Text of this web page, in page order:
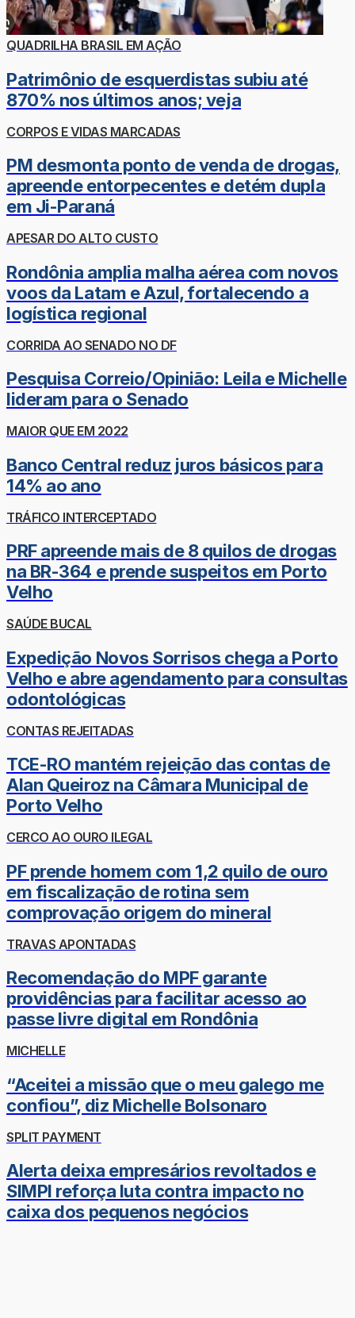
QUADRILHA BRASIL EM AÇÃO
Patrimônio de esquerdistas subiu até
870% nos últimos anos; veja
CORPOS E VIDAS MARCADAS
PM desmonta ponto de venda de drogas,
apreende entorpecentes e detém dupla
em Ji-Paraná
APESAR DO ALTO CUSTO
Rondônia amplia malha aérea com novos
voos da Latam e Azul, fortalecendo a
logística regional
CORRIDA AO SENADO NO DF
Pesquisa Correio/Opinião: Leila e Michelle
lideram para o Senado
MAIOR QUE EM 2022
Banco Central reduz juros básicos para
14% ao ano
TRÁFICO INTERCEPTADO
PRF apreende mais de 8 quilos de drogas
na BR-364 e prende suspeitos em Porto
Velho
SAÚDE BUCAL
Expedição Novos Sorrisos chega a Porto
Velho e abre agendamento para consultas
odontológicas
CONTAS REJEITADAS
TCE-RO mantém rejeição das contas de
Alan Queiroz na Câmara Municipal de
Porto Velho
CERCO AO OURO ILEGAL
PF prende homem com 1,2 quilo de ouro
em fiscalização de rotina sem
comprovação origem do mineral
TRAVAS APONTADAS
Recomendação do MPF garante
providências para facilitar acesso ao
passe livre digital em Rondônia
MICHELLE
“Aceitei a missão que o meu galego me
confiou”, diz Michelle Bolsonaro
SPLIT PAYMENT
Alerta deixa empresários revoltados e
SIMPI reforça luta contra impacto no
caixa dos pequenos negócios